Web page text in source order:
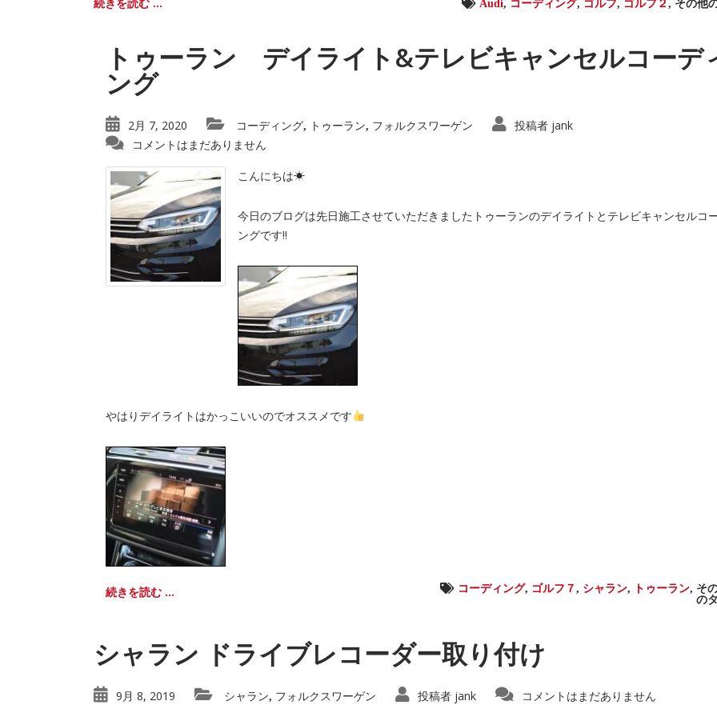
Audi, コーディング, ゴルフ, ゴルフ２ , その他
トゥーラン デイライト&テレビキャンセルコーデ
ング
2月 7, 2020 コーディング, トゥーラン, フォルクスワーゲン 投稿者 jank
コメントはまだありません
こんにちは☀︎
今日のブログは先日施工させていただきましたトゥーランのデイライトとテレビキャンセルコ
ングです‼︎
やはりデイライトはかっこいいのでオススメです
続きを読む ... コーディング, ゴルフ７ , シャラン, トゥーラン, そ
の
シャラン ドライブレコーダー取り付け
9月 8, 2019 シャラン, フォルクスワーゲン 投稿者 jank コメントはまだありません